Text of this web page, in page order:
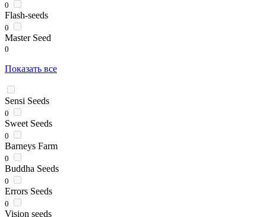
0
Flash-seeds
0
Master Seed
0
Показать все
Sensi Seeds
0
Sweet Seeds
0
Barneys Farm
0
Buddha Seeds
0
Errors Seeds
0
Vision seeds